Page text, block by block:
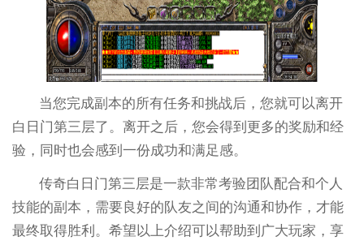
当您完成副本的所有任务和挑战后，您就可以离开
白日门第三层了。离开之后，您会得到更多的奖励和经
验，同时也会感到一份成功和满足感。
传奇白日门第三层是一款非常考验团队配合和个人
技能的副本，需要良好的队友之间的沟通和协作，才能
最终取得胜利。希望以上介绍可以帮助到广大玩家，享